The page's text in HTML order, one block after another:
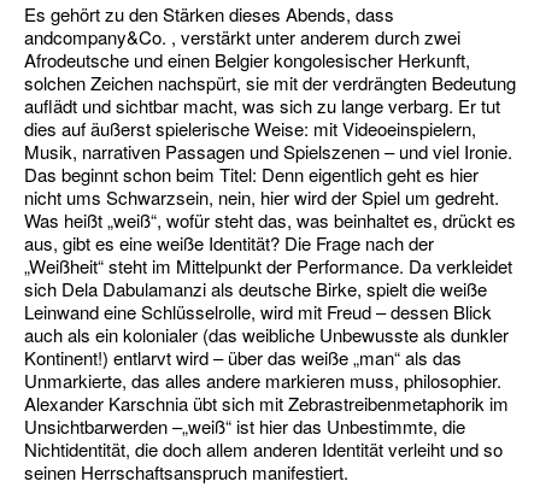
Es gehört zu den Stärken dieses Abends, dass
andcompany&Co. , verstärkt unter anderem durch zwei
Afrodeutsche und einen Belgier kongolesischer Herkunft,
solchen Zeichen nachspürt, sie mit der verdrängten Bedeutung
auflädt und sichtbar macht, was sich zu lange verbarg. Er tut
dies auf äußerst spielerische Weise: mit Videoeinspielern,
Musik, narrativen Passagen und Spielszenen – und viel Ironie.
Das beginnt schon beim Titel: Denn eigentlich geht es hier
nicht ums Schwarzsein, nein, hier wird der Spiel um gedreht.
Was heißt „weiß“, wofür steht das, was beinhaltet es, drückt es
aus, gibt es eine weiße Identität? Die Frage nach der
„Weißheit“ steht im Mittelpunkt der Performance. Da verkleidet
sich Dela Dabulamanzi als deutsche Birke, spielt die weiße
Leinwand eine Schlüsselrolle, wird mit Freud – dessen Blick
auch als ein kolonialer (das weibliche Unbewusste als dunkler
Kontinent!) entlarvt wird – über das weiße „man“ als das
Unmarkierte, das alles andere markieren muss, philosophier.
Alexander Karschnia übt sich mit Zebrastreibenmetaphorik im
Unsichtbarwerden –„weiß“ ist hier das Unbestimmte, die
Nichtidentität, die doch allem anderen Identität verleiht und so
seinen Herrschaftsanspruch manifestiert.